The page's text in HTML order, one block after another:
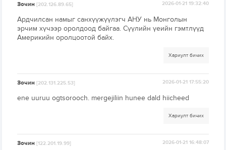
Зочин[202.126.89.65] 2026-01-21 19:32:40
Ардчилсан намыг санхүүжүүлэгч АНУ нь Монголын
эрчим хүчээр оролдоод байгаа. Сүүлийн үеийн гэмтлүүд
Америкийн оролцоотой байх.
Хариулт бичих
Зочин[202.131.225.53] 2026-01-21 17:55:20
ene uuruu ogtsorooch. mergejiliin hunee dald hiicheed
Хариулт бичих
Зочин[122.201.19.99] 2026-01-21 16:48:07